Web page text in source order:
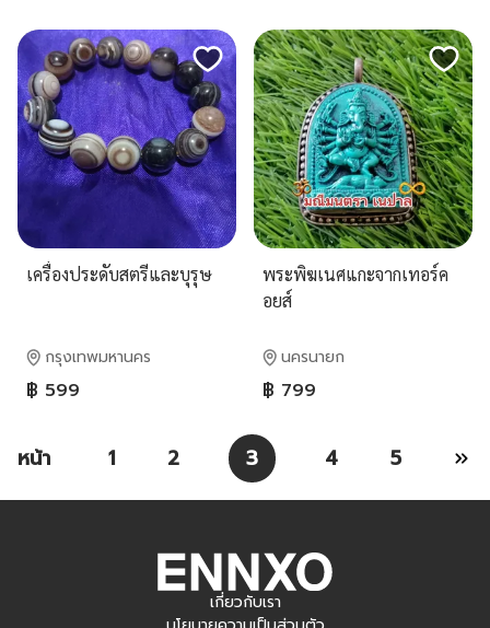
เครื่องประดับสตรีและบุรุษ
กรุงเทพมหานคร
฿ 599
พระพิฆเนศ​แกะจากเทอร์ค​
อยส์​
นครนายก
฿ 799
หน้า 1 2 3 4 5
เกี่ยวกับเรา